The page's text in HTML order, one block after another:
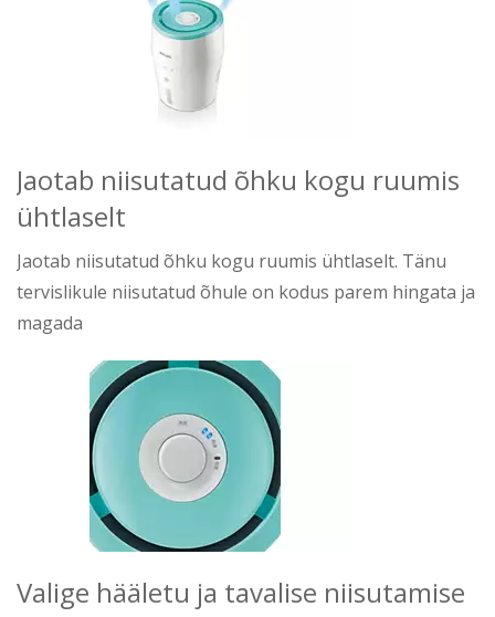
Jaotab niisutatud õhku kogu ruumis
ühtlaselt
Jaotab niisutatud õhku kogu ruumis ühtlaselt. Tänu
tervislikule niisutatud õhule on kodus parem hingata ja
magada
Valige hääletu ja tavalise niisutamise